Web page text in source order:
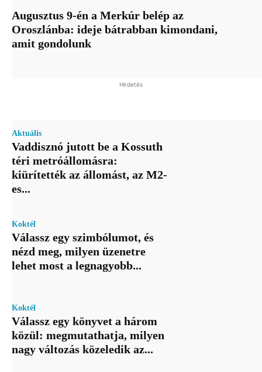
Augusztus 9-én a Merkúr belép az
Oroszlánba: ideje bátrabban kimondani,
amit gondolunk
Hirdetés
Aktuális
Vaddisznó jutott be a Kossuth
téri metróállomásra:
kiürítették az állomást, az M2-
es...
Koktél
Válassz egy szimbólumot, és
nézd meg, milyen üzenetre
lehet most a legnagyobb...
Koktél
Válassz egy könyvet a három
közül: megmutathatja, milyen
nagy változás közeledik az...